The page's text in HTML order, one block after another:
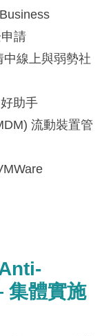
請
線上與弱勢社
助手
流動裝置管
體實施